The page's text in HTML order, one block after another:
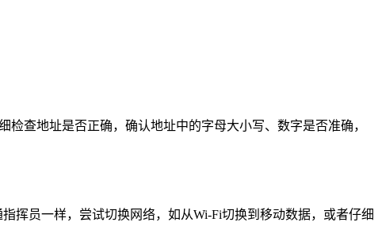
查地址是否正确，确认地址中的字母大小写、数字是否准确，
挥员一样，尝试切换网络，如从Wi-Fi切换到移动数据，或者仔细